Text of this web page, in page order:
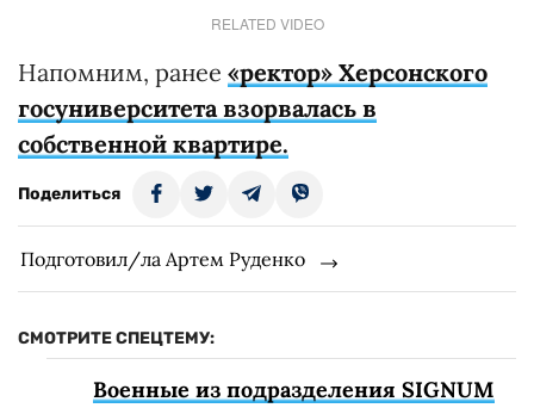
RELATED VIDEO
Напомним, ранее «ректор» Херсонского
госуниверситета взорвалась в
собственной квартире.
Поделиться
Подготовил/ла Артем Руденко
СМОТРИТЕ СПЕЦТЕМУ:
Военные из подразделения SIGNUM